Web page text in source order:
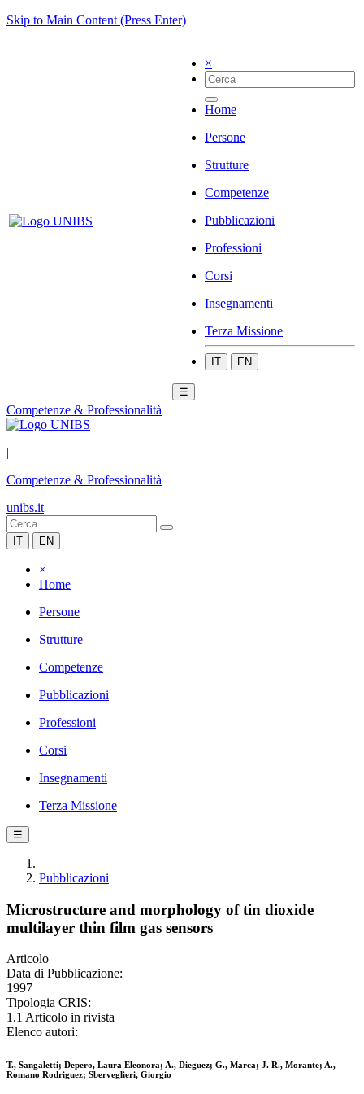
Skip to Main Content (Press Enter)
×
Home
Persone
Strutture
Competenze
Pubblicazioni
Professioni
Corsi
Insegnamenti
Terza Missione
IT EN
☰
Competenze & Professionalità
|
Competenze & Professionalità
unibs.it
IT EN
×
Home
Persone
Strutture
Competenze
Pubblicazioni
Professioni
Corsi
Insegnamenti
Terza Missione
☰
Pubblicazioni
Microstructure and morphology of tin dioxide
multilayer thin film gas sensors
Articolo
Data di Pubblicazione:
1997
Tipologia CRIS:
1.1 Articolo in rivista
Elenco autori:
T., Sangaletti; Depero, Laura Eleonora; A., Dieguez; G., Marca; J. R., Morante; A.,
Romano Rodriguez; Sberveglieri, Giorgio